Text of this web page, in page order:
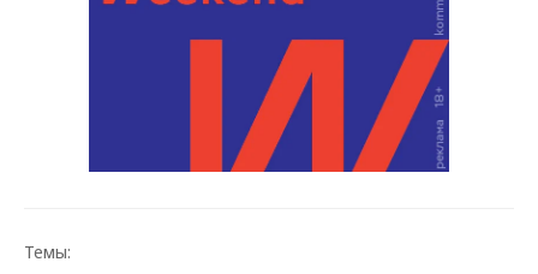
Темы: